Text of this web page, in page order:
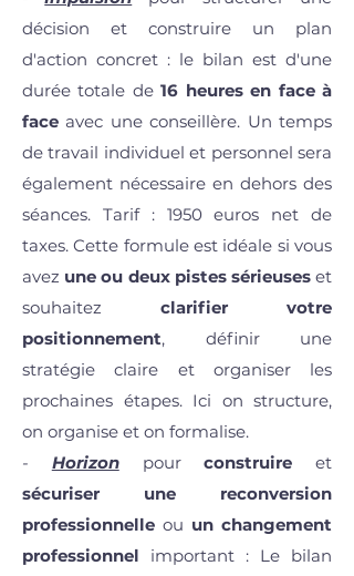
décision et construire un plan
d'action concret : le bilan est d'une
durée totale de16 heures en face à
face avec une conseillère. Un temps
de travail individuel et personnel sera
également nécessaire en dehors des
séances. Tarif : 1950 euros net de
taxes. Cette formule est idéale si vous
avez une ou deux pistes sérieuseset
souhaitez clarifier votre
positionnement, définir une
stratégie claire et organiser les
prochaines étapes. Ici on structure,
on organise et on formalise.
- Horizon pourconstruire et
sécuriser une reconversion
professionnelle ou un changement
professionnel important : Le bilan